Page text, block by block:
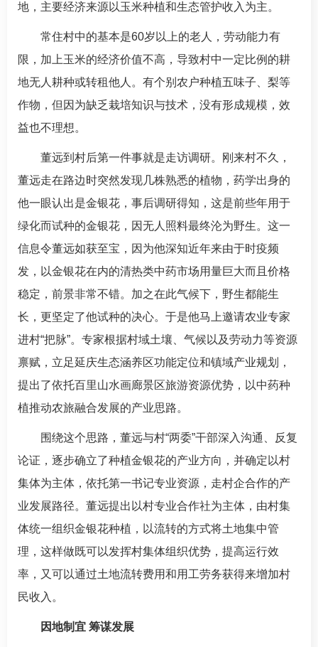
地，主要经济来源以玉米种植和生态管护收入为主。
常住村中的基本是60岁以上的老人，劳动能力有
限，加上玉米的经济价值不高，导致村中一定比例的耕
地无人耕种或转租他人。有个别农户种植五味子、梨等
作物，但因为缺乏栽培知识与技术，没有形成规模，效
益也不理想。
董远到村后第一件事就是走访调研。刚来村不久，
董远走在路边时突然发现几株熟悉的植物，药学出身的
他一眼认出是金银花，事后调研得知，这是前些年用于
绿化而试种的金银花，因无人照料最终沦为野生。这一
信息令董远如获至宝，因为他深知近年来由于时疫频
发，以金银花在内的清热类中药市场用量巨大而且价格
稳定，前景非常不错。加之在此气候下，野生都能生
长，更坚定了他试种的决心。于是他马上邀请农业专家
进村“把脉”。专家根据村域土壤、气候以及劳动力等资源
禀赋，立足延庆生态涵养区功能定位和镇域产业规划，
提出了依托百里山水画廊景区旅游资源优势，以中药种
植推动农旅融合发展的产业思路。
围绕这个思路，董远与村“两委”干部深入沟通、反复
论证，逐步确立了种植金银花的产业方向，并确定以村
集体为主体，依托第一书记专业资源，走村企合作的产
业发展路径。董远提出以村专业合作社为主体，由村集
体统一组织金银花种植，以流转的方式将土地集中管
理，这样做既可以发挥村集体组织优势，提高运行效
率，又可以通过土地流转费用和用工劳务获得来增加村
民收入。
因地制宜 筹谋发展